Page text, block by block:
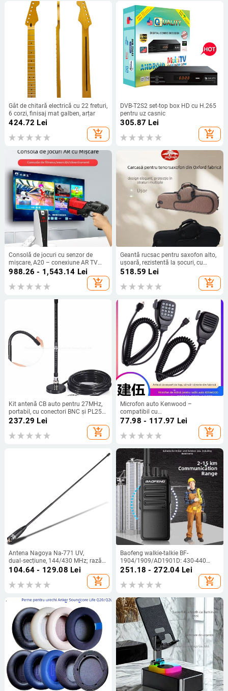
Gât de chitară electrică cu 22 freturi,
6 corzi, finisaj mat galben, arțar
424.72 Lei
add_shopping_cart
DVB-T2S2 set-top box HD cu H.265
pentru uz casnic
305.87 Lei
add_shopping_cart
Consolă de jocuri cu senzor de
mișcare, A20 – conexiune AR TV
acasă, covoraș de dans wireless
dublu, 32GB memorie
988.26 - 1,543.14 Lei
add_shopping_cart
Geantă rucsac pentru saxofon alto,
ușoară, rezistentă la șocuri, cu
curea de umăr curbată, material
518.59 Lei
add_shopping_cart
Kit antenă CB auto pentru 27MHz,
portabil, cu conectori BNC și PL259
| Brand: YIDATON • Model: CB short
accesorii • Tip de comunicare: Non-
237.29 Lei
add_shopping_cart
Microfon auto Kenwood –
compatibil cu
TM281/TM481/TM271/TM471/866G
microfon de mână; rază 1.5–3 km;
fără baterie; rezistent la praf
77.98 - 117.97 Lei
add_shopping_cart
Antena Nagoya Na-771 UV,
dual‑secțiune, 144/430 MHz; rază
1,5–3 km; distanță teoretică 5–10
km; putere de emisie 10 W; anti-
interferențe
104.64 - 129.08 Lei
add_shopping_cart
Baofeng walkie-talkie BF-
1904/1909/AD1901D: 430-440
MHz, 5 W, 16 canale, rază 5-10 km,
251.18 - 272.04Lei
add_shopping_cart